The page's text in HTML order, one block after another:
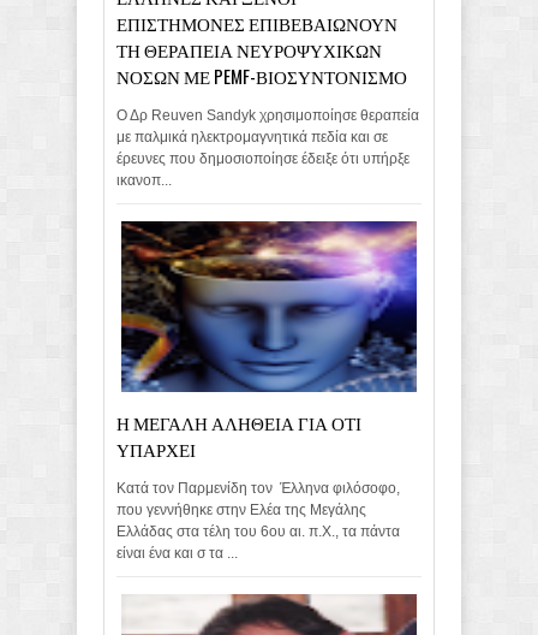
ΕΠΙΣΤΗΜΟΝΕΣ ΕΠΙΒΕΒΑΙΩΝΟΥΝ
ΤΗ ΘΕΡΑΠΕΙΑ ΝΕΥΡΟΨΥΧΙΚΩΝ
ΝΟΣΩΝ ΜΕ PEMF-ΒΙΟΣΥΝΤΟΝΙΣΜΟ
Ο Δρ Reuven Sandyk χρησιμοποίησε θεραπεία
με παλμικά ηλεκτρομαγνητικά πεδία και σε
έρευνες που δημοσιοποίησε έδειξε ότι υπήρξε
ικανοπ...
Η ΜΕΓΑΛΗ ΑΛΗΘΕΙΑ ΓΙΑ ΟΤΙ
ΥΠΑΡΧΕΙ
Κατά τον Παρμενίδη τον Έλληνα φιλόσοφο,
που γεννήθηκε στην Ελέα της Μεγάλης
Ελλάδας στα τέλη του 6ου αι. π.Χ., τα πάντα
είναι ένα και σ τα ...